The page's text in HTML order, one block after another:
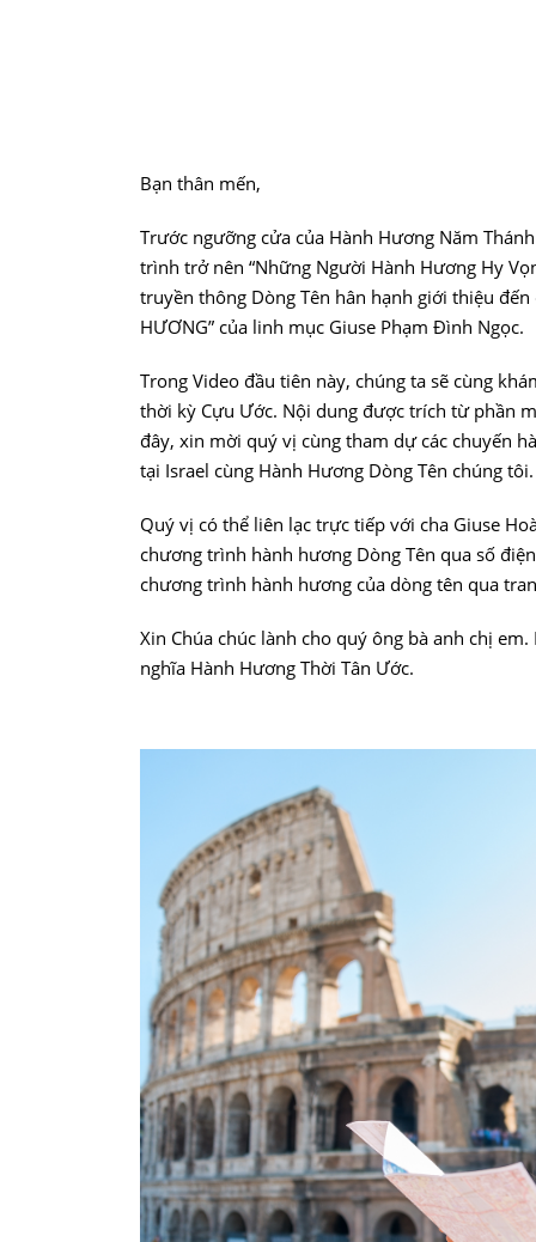
Bạn thân mến,
Trước ngưỡng cửa của Hành Hương Năm
trình trở nên “Những Người Hành Hương Hy
truyền thông Dòng Tên hân hạnh giới thiệu đến
HƯƠNG” của linh mục Giuse Phạm Đình Ngọc.
Trong Video đầu tiên này, chúng ta sẽ cùng
thời kỳ Cựu Ước. Nội dung được trích từ phần
đây, xin mời quý vị cùng tham dự các chuyến
tại Israel cùng Hành Hương Dòng Tên chúng tôi.
Quý vị có thể liên lạc trực tiếp với cha Giuse
chương trình hành hương Dòng Tên qua số
chương trình hành hương của dòng tên qua
Xin Chúa chúc lành cho quý ông bà anh chị
nghĩa Hành Hương Thời Tân Ước.